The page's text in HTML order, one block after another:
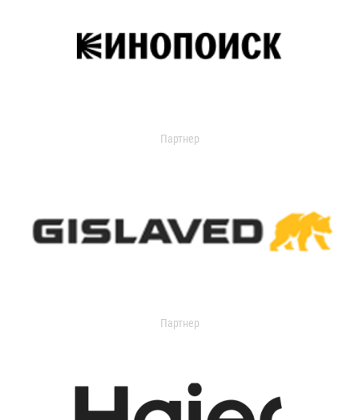
Партнер
Партнер